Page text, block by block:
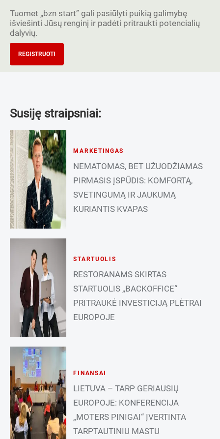
Tuomet „bzn start” gali pasiūlyti puikią galimybę
išviešinti Jūsų renginį ir padėti pritraukti potencialių
dalyvių.
REGISTRUOTI
Susiję straipsniai:
MARKETINGAS
NEMATOMAS, BET UŽUODŽIAMAS
PIRMASIS ĮSPŪDIS: KOMFORTĄ,
SVETINGUMĄ IR JAUKUMĄ
KURIANTIS KVAPAS
STARTUOLIS
RESTORANAMS SKIRTAS
STARTUOLIS „BACKOFFICE“
PRITRAUKĖ INVESTICIJĄ PLĖTRAI
EUROPOJE
FINANSAI
LIETUVA – TARP GERIAUSIŲ
EUROPOJE: KONFERENCIJA
„MOTERS PINIGAI“ ĮVERTINTA
TARPTAUTINIU MASTU